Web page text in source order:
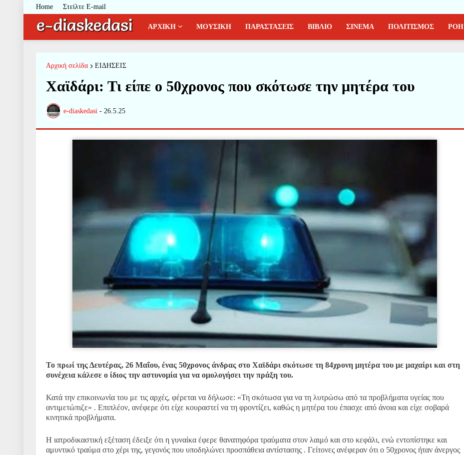
Home Στείλτε E-mail
ΑΡΧΙΚΗ ΜΟΥΣΙΚΗ ΠΑΡΑΣΤΑΣΕΙΣ ΒΙΒΛΙΟ ΣΙΝΕΜΑ ΠΟΛΙΤΙΣΜΟΣ ΡΟΗ
Αρχική σελίδα ΕΙΔΗΣΕΙΣ
Χαϊδάρι: Τι είπε ο 50χρονος που σκότωσε την μητέρα του
e-diaskedasi - 26.5.25
Το πρωί της Δευτέρας, 26 Μαΐου, ένας 50χρονος άνδρας στο Χαϊδάρι σκότωσε τη 84χρονη μητέρα του με μαχαίρι και στη
συνέχεια κάλεσε ο ίδιος την αστυνομία για να ομολογήσει την πράξη του.
Κατά την επικοινωνία του με τις αρχές, φέρεται να δήλωσε: «Τη σκότωσα για να τη λυτρώσω από τα προβλήματα υγείας που
αντιμετώπιζε» . Επιπλέον, ανέφερε ότι είχε κουραστεί να τη φροντίζει, καθώς η μητέρα του έπασχε από άνοια και είχε σοβαρά
κινητικά προβλήματα.
Η ιατροδικαστική εξέταση έδειξε ότι η γυναίκα έφερε θανατηφόρα τραύματα στον λαιμό και στο κεφάλι, ενώ εντοπίστηκε και
αμυντικό τραύμα στο χέρι της, γεγονός που υποδηλώνει προσπάθεια αντίστασης . Γείτονες ανέφεραν ότι ο 50χρονος ήταν άνεργος